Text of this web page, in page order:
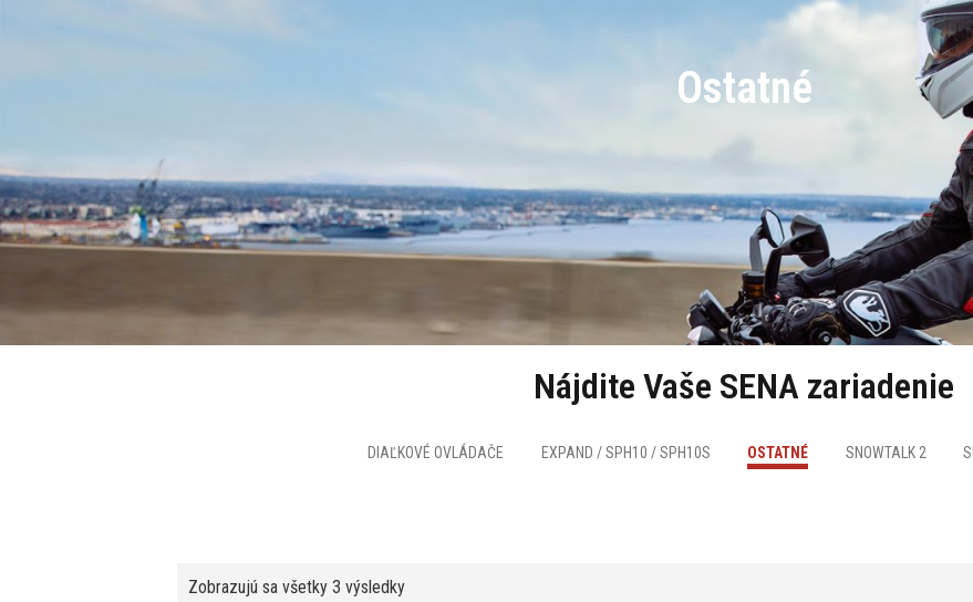
Ostatné
Nájdite Vaše SENA zariadenie
Zobrazujú sa všetky 3 výsledky